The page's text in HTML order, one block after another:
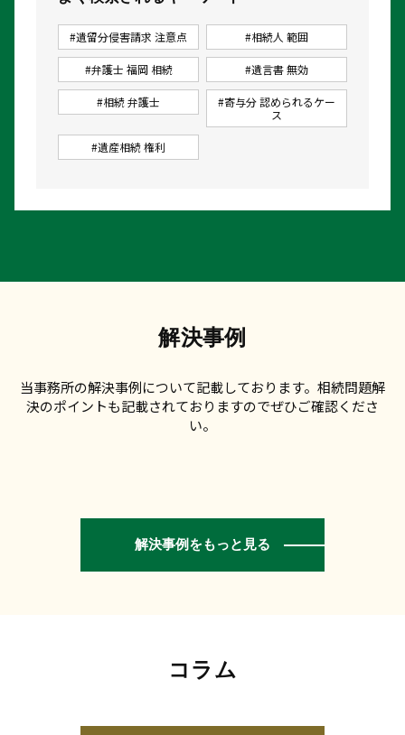
#遺留分侵害請求 注意点 #相続人 範囲
#弁護士 福岡 相続 #遺言書 無効
#相続 弁護士
#寄与分 認められるケー
ス
#遺産相続 権利
解決事例
当事務所の解決事例について記載しております。相続問題解
決のポイントも記載されておりますのでぜひご確認くださ
い。
解決事例をもっと見る
コラム